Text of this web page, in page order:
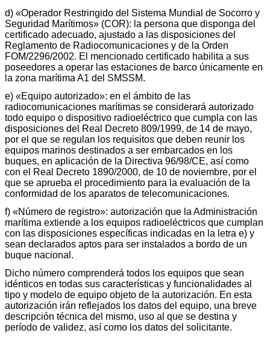
d) «Operador Restringido del Sistema Mundial de Socorro y
Seguridad Marítimos» (COR): la persona que disponga del
certificado adecuado, ajustado a las disposiciones del
Reglamento de Radiocomunicaciones y de la Orden
FOM/2296/2002. El mencionado certificado habilita a sus
poseedores a operar las estaciones de barco únicamente en
la zona marítima A1 del SMSSM.
e) «Equipo autorizado»: en el ámbito de las
radiocomunicaciones marítimas se considerará autorizado
todo equipo o dispositivo radioeléctrico que cumpla con las
disposiciones del Real Decreto 809/1999, de 14 de mayo,
por el que se regulan los requisitos que deben reunir los
equipos marinos destinados a ser embarcados en los
buques, en aplicación de la Directiva 96/98/CE, así como
con el Real Decreto 1890/2000, de 10 de noviembre, por el
que se aprueba el procedimiento para la evaluación de la
conformidad de los aparatos de telecomunicaciones.
f) «Número de registro»: autorización que la Administración
marítima extiende a los equipos radioeléctricos que cumplan
con las disposiciones específicas indicadas en la letra e) y
sean declarados aptos para ser instalados a bordo de un
buque nacional.
Dicho número comprenderá todos los equipos que sean
idénticos en todas sus características y funcionalidades al
tipo y modelo de equipo objeto de la autorización. En esta
autorización irán reflejados los datos del equipo, una breve
descripción técnica del mismo, uso al que se destina y
período de validez, así como los datos del solicitante.